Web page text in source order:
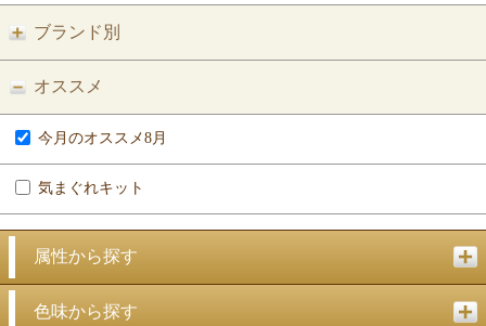
ブランド別
オススメ
今月のオススメ8月
気まぐれキット
属性から探す
色味から探す